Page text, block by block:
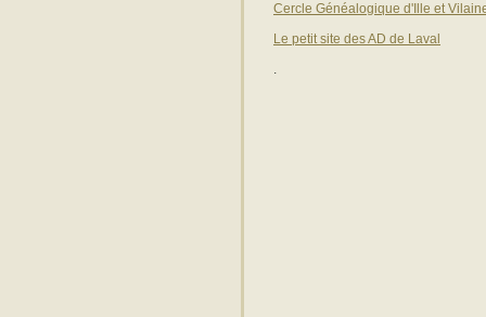
Cercle Généalogique d'Ille et
Le petit site des AD de Laval
.